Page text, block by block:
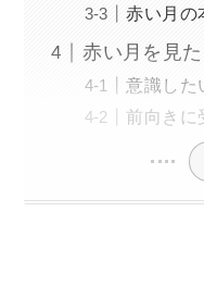
赤い月の
赤い月を見
意識した
前向きに